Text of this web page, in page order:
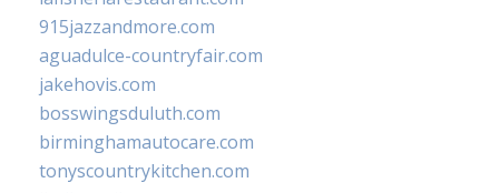
915jazzandmore.com
aguadulce-countryfair.com
jakehovis.com
bosswingsduluth.com
birminghamautocare.com
tonyscountrykitchen.com